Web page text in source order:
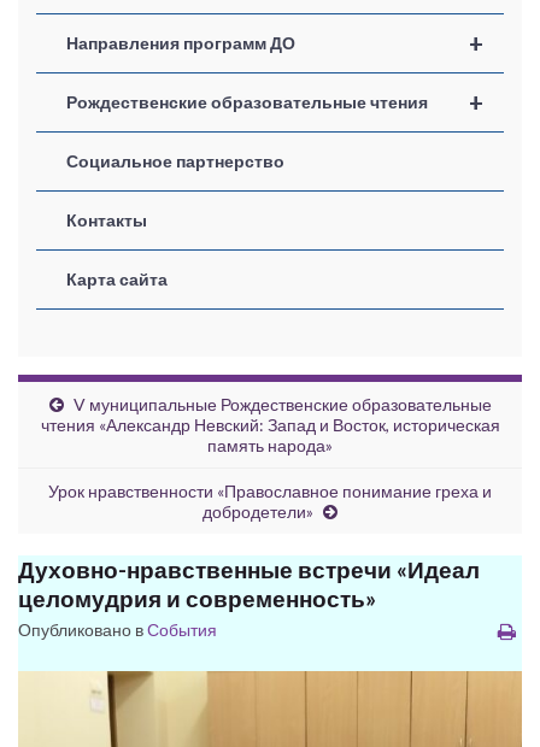
+
Направления программ ДО
+
Рождественские образовательные чтения
Социальное партнерство
Контакты
Карта сайта
V муниципальные Рождественские образовательные
чтения «Александр Невский: Запад и Восток, историческая
память народа»
Урок нравственности «Православное понимание греха и
добродетели»
Духовно-нравственные встречи «Идеал
целомудрия и современность»
Опубликовано вСобытия